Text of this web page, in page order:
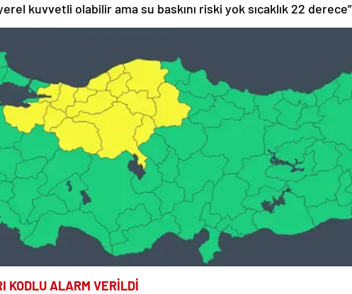
kuvvetli olabilir ama su baskını riski yok sıcaklık 22 derece”
KODLU ALARM VERİLDİ